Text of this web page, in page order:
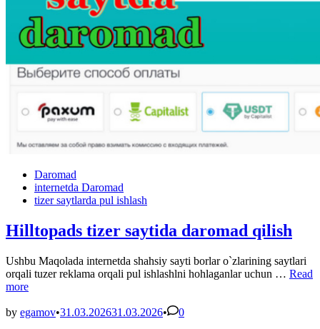
PostedDaromad
internetda Daromad
tizer saytlarda pul ishlash
Hilltopads tizer saytida daromad qilish
Ushbu Maqolada internetda shahsiy sayti borlar o`zlarining saytlari
orqali tuzer reklama orqali pul ishlashlni hohlaganlar uchun … Read
more
by egamov•31.03.202631.03.2026•
0